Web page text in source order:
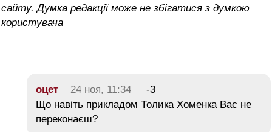
сайту. Думка редакції може не збігатися з думкою
користувача
оцет 24 ноя, 11:34
-3
Що навіть прикладом Толика Хоменка Вас не
переконаєш?